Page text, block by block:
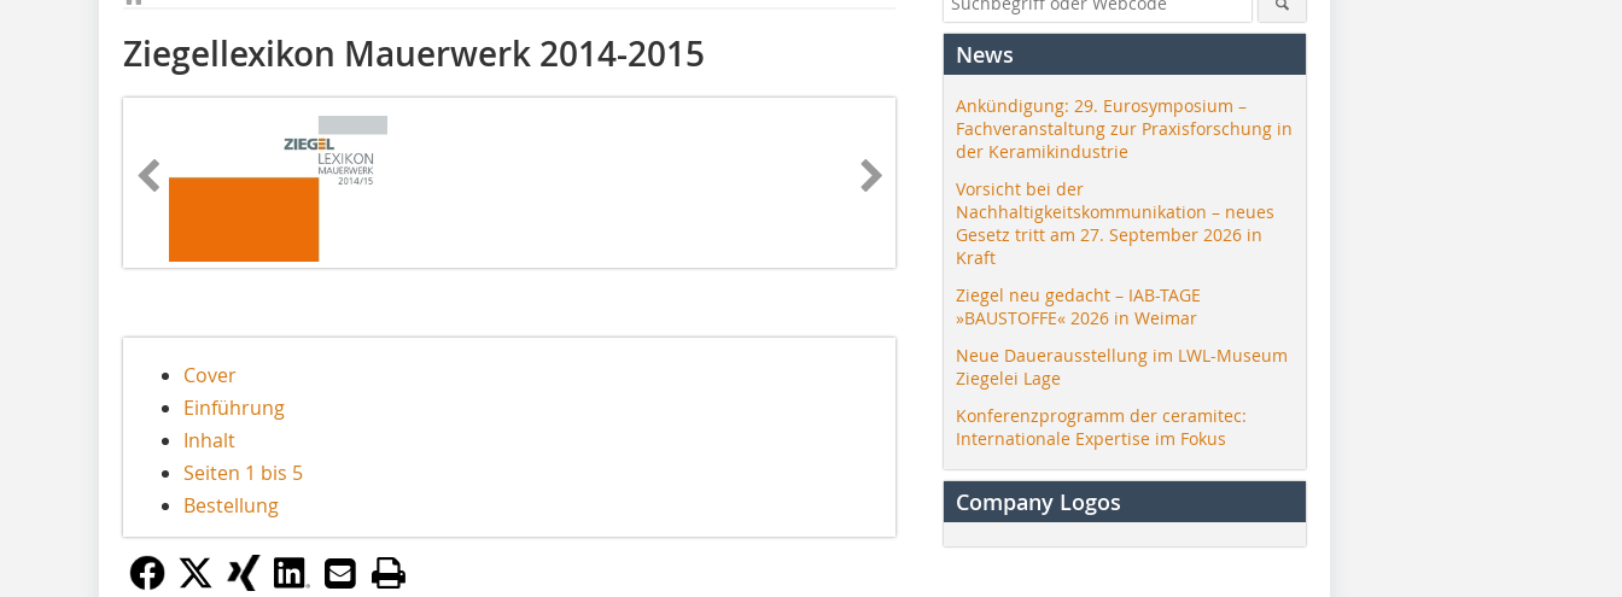
Ziegellexikon Mauerwerk 2014-2015
Cover
Einführung
Inhalt
Seiten 1 bis 5
Bestellung
News
Ankündigung: 29. Eurosymposium –
Fachveranstaltung zur Praxisforschung in
der Keramikindustrie
Vorsicht bei der
Nachhaltigkeitskommunikation – neues
Gesetz tritt am 27. September 2026 in
Kraft
Ziegel neu gedacht – IAB-TAGE
»BAUSTOFFE« 2026 in Weimar
Neue Dauerausstellung im LWL-Museum
Ziegelei Lage
Konferenzprogramm der ceramitec:
Internationale Expertise im Fokus
Company Logos